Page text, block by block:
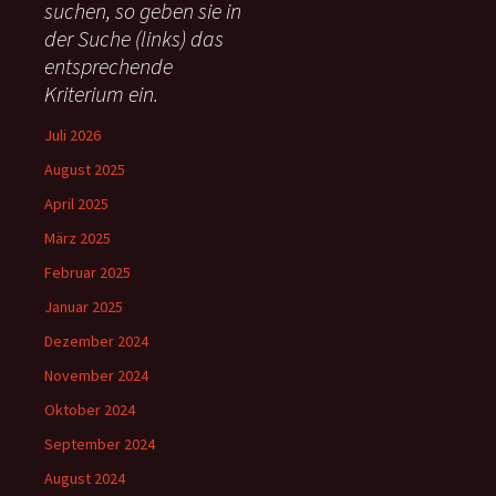
a
c
:
suchen, so geben sie in
der Suche (links) das
entsprechende
Kriterium ein.
Juli 2026
August 2025
April 2025
März 2025
Februar 2025
Januar 2025
Dezember 2024
November 2024
Oktober 2024
September 2024
August 2024